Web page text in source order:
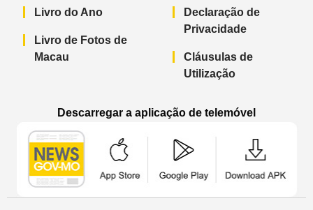
Livro do Ano
Livro de Fotos de
Macau
Declaração de
Privacidade
Cláusulas de
Utilização
Descarregar a aplicação de telemóvel